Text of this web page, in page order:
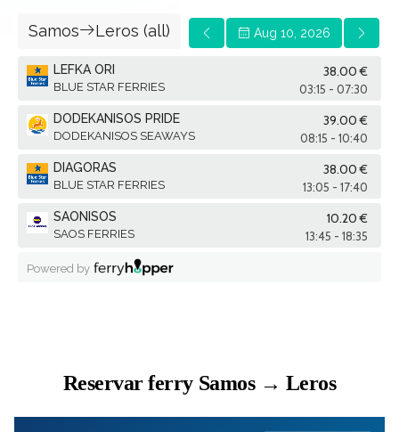
Reservar ferry Samos → Leros